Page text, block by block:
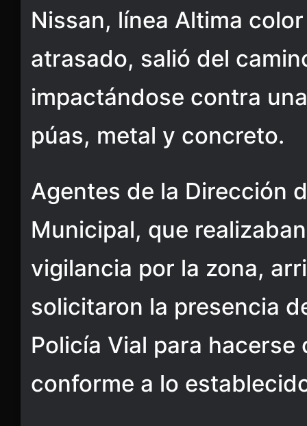
Nissan, línea Altima
atrasado, salió del
impactándose contra
púas, metal y concreto.
Agentes de la Dirección
Municipal, que
vigilancia por la zona,
solicitaron la presencia
Policía Vial para hacerse
conforme a lo